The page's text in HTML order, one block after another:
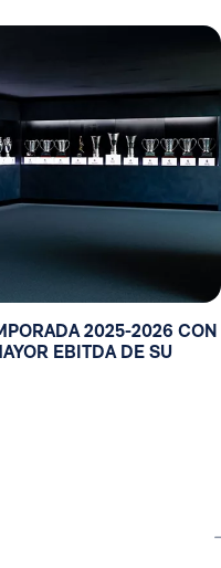
2025-2026 CON
EBITDA DE SU